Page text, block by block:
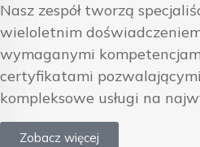
Nasz zespół tworzą
wieloletnim
wymaganymi
certyfikatami
kompleksowe usługi na
Zobacz więcej